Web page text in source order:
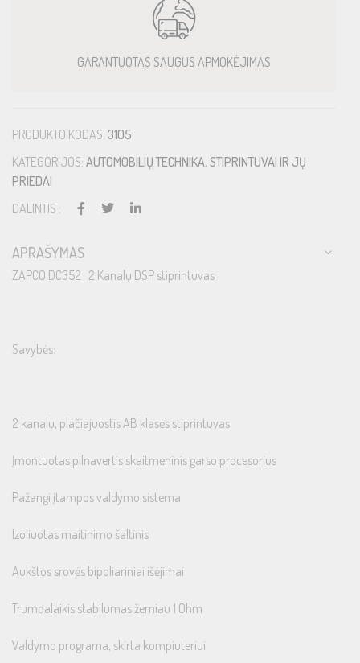
GARANTUOTAS SAUGUS APMOKĖJIMAS
PRODUKTO KODAS: 3105
KATEGORIJOS: AUTOMOBILIŲ TECHNIKA, STIPRINTUVAI IR JŲ
PRIEDAI
DALINTIS :
APRAŠYMAS
ZAPCO DC352 2 Kanalų DSP stiprintuvas
Savybės:
2 kanalų, plačiajuostis AB klasės stiprintuvas
Įmontuotas pilnavertis skaitmeninis garso procesorius
Pažangi įtampos valdymo sistema
Izoliuotas maitinimo šaltinis
Aukštos srovės bipoliariniai išėjimai
Trumpalaikis stabilumas žemiau 1 Ohm
Valdymo programa, skirta kompiuteriui